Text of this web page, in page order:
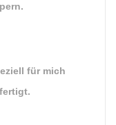
für mich